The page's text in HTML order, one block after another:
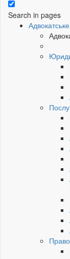
Search in pages